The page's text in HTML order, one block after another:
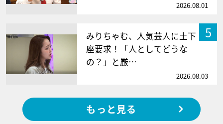
2026.08.01
5
みりちゃむ、人気芸人に土下
座要求！「人としてどうな
の？」と厳…
2026.08.03
もっと見る